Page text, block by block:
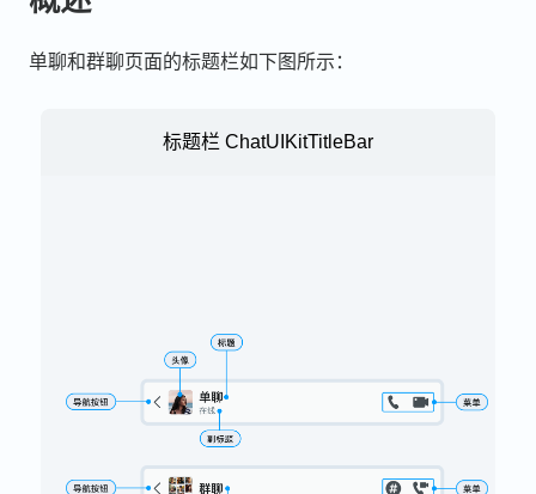
单聊和群聊页面的标题栏如下图所示：
标题栏 ChatUIKitTitleBar